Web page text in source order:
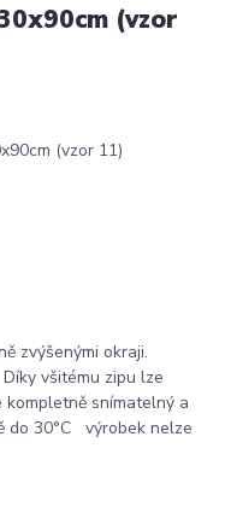
(vzor
zvýšenými okraji.
všitému zipu lze
snímatelný a
do 30°C výrobek nelze